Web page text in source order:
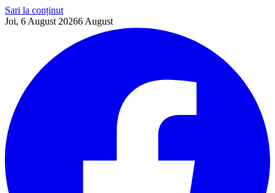
Sari la conținut
Joi, 6 August 20266 August